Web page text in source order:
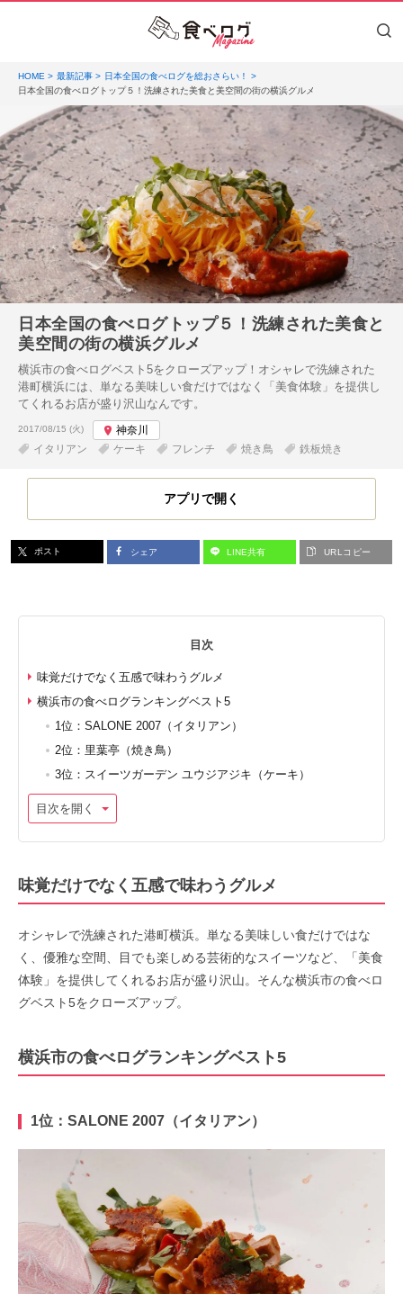
HOME 最新記事
日本全国の食べログを総おさらい！
日本全国の食べログトップ５！洗練された美食と美空間の街の横浜グルメ
日本全国の食べログトップ５！洗練された美食と
美空間の街の横浜グルメ
横浜市の食べログベスト5をクローズアップ！オシャレで洗練された
港町横浜には、単なる美味しい食だけではなく「美食体験」を提供し
てくれるお店が盛り沢山なんです。
投稿日:
2017/08/15 (火)
神奈川
イタリアン
ケーキ フレンチ 焼き鳥 鉄板焼き
アプリで開く
ポスト シェア LINE共有 URLコピー
目次
味覚だけでなく五感で味わうグルメ
横浜市の食べログランキングベスト5
1位：SALONE 2007（イタリアン）
2位：里葉亭（焼き鳥）
3位：スイーツガーデン ユウジアジキ（ケーキ）
目次を開く
味覚だけでなく五感で味わうグルメ
オシャレで洗練された港町横浜。単なる美味しい食だけではな
く、優雅な空間、目でも楽しめる芸術的なスイーツなど、「美食
体験」を提供してくれるお店が盛り沢山。そんな横浜市の食べロ
グベスト5をクローズアップ。
横浜市の食べログランキングベスト5
1位：SALONE 2007（イタリアン）